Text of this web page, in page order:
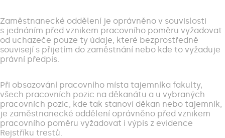
Zaměstnanecké oddělení je oprávněno v souvislosti
s jednáním před vznikem pracovního poměru vyžadovat
od uchazeče pouze ty údaje, které bezprostředně
souvisejí s přijetím do zaměstnání nebo kde to vyžaduje
právní předpis.
Při obsazování pracovního místa tajemníka fakulty,
všech pracovních pozic na děkanátu a u vybraných
pracovních pozic, kde tak stanoví děkan nebo tajemník,
je zaměstnanecké oddělení oprávněno před vznikem
pracovního poměru vyžadovat i výpis z evidence
Rejstříku trestů.